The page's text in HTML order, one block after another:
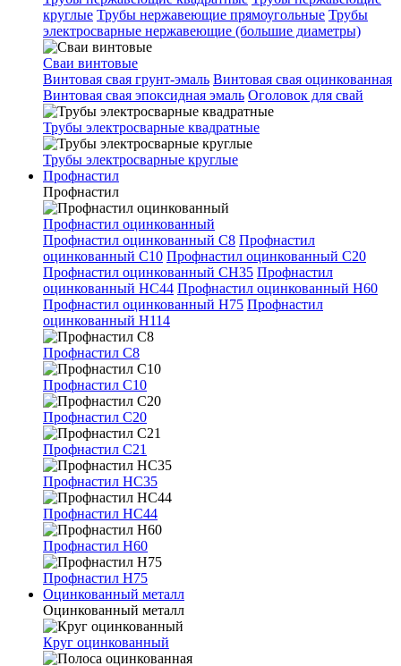
круглые Трубы нержавеющие прямоугольные Трубы
электросварные нержавеющие (большие диаметры)
Сваи винтовые
Винтовая свая грунт-эмаль Винтовая свая оцинкованная
Винтовая свая эпоксидная эмаль Оголовок для свай
Трубы электросварные квадратные
Трубы электросварные круглые
Профнастил
Профнастил
Профнастил оцинкованный
Профнастил оцинкованный С8 Профнастил
оцинкованный С10 Профнастил оцинкованный С20
Профнастил оцинкованный СН35 Профнастил
оцинкованный НС44 Профнастил оцинкованный Н60
Профнастил оцинкованный Н75 Профнастил
оцинкованный Н114
Профнастил С8
Профнастил С10
Профнастил С20
Профнастил С21
Профнастил НС35
Профнастил НС44
Профнастил Н60
Профнастил Н75
Оцинкованный металл
Оцинкованный металл
Круг оцинкованный